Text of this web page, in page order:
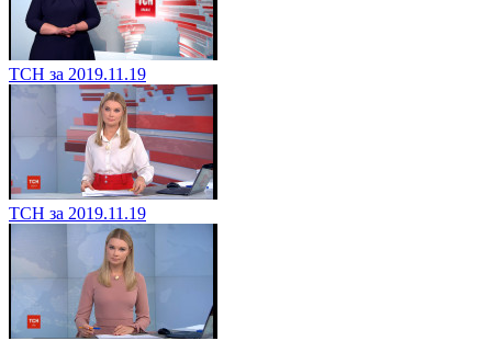
ТСН за 2019.11.19
ТСН за 2019.11.19